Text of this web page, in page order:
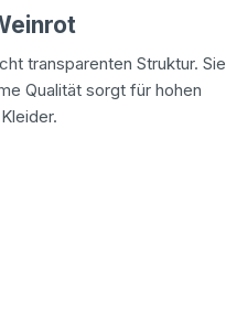
transparenten Struktur. Sie
Qualität sorgt für hohen